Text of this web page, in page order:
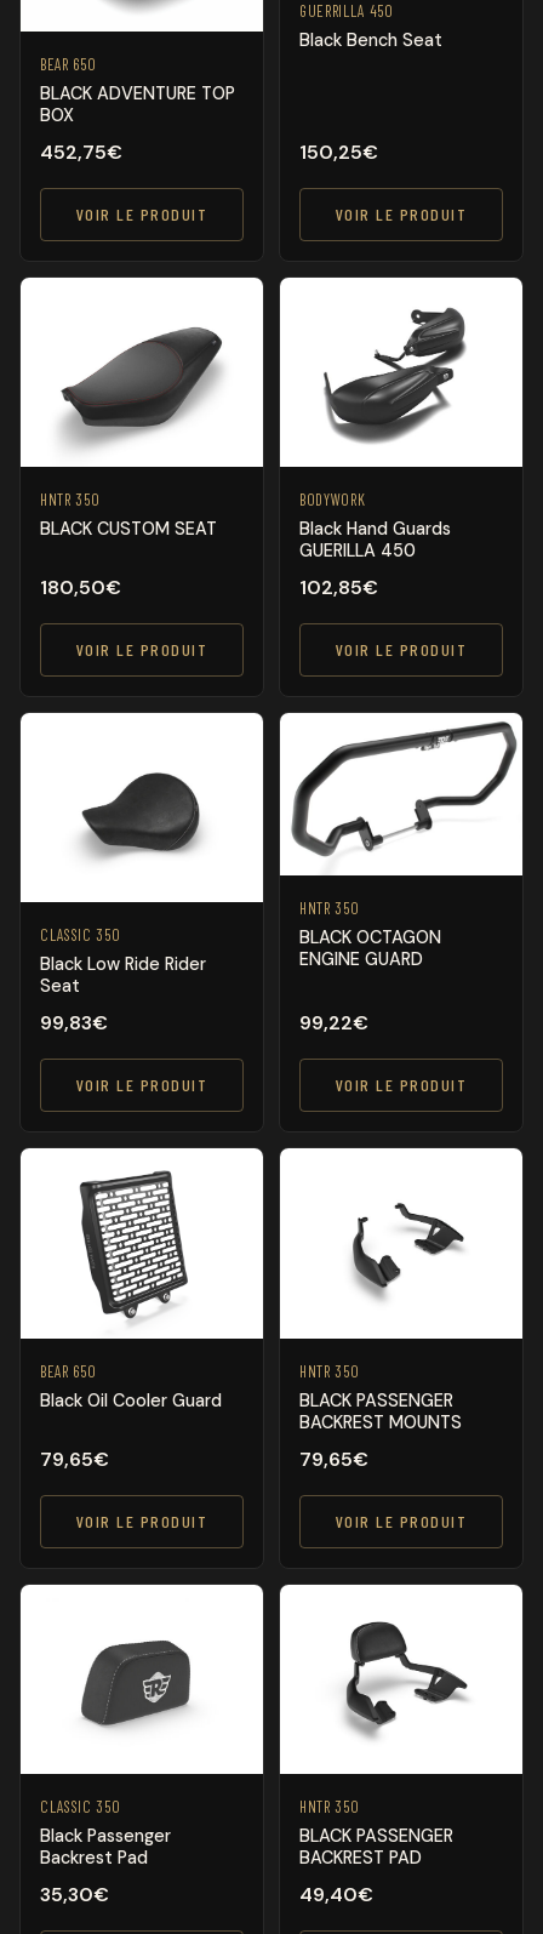
BEAR 650
BLACK ADVENTURE TOP
BOX
452,75€
VOIR LE PRODUIT
GUERRILLA 450
Black Bench Seat
150,25€
VOIR LE PRODUIT
HNTR 350
BLACK CUSTOM SEAT
180,50€
VOIR LE PRODUIT
BODYWORK
Black Hand Guards
GUERILLA 450
102,85€
VOIR LE PRODUIT
CLASSIC 350
Black Low Ride Rider
Seat
99,83€
VOIR LE PRODUIT
HNTR 350
BLACK OCTAGON
ENGINE GUARD
99,22€
VOIR LE PRODUIT
BEAR 650
Black Oil Cooler Guard
79,65€
VOIR LE PRODUIT
HNTR 350
BLACK PASSENGER
BACKREST MOUNTS
79,65€
VOIR LE PRODUIT
CLASSIC 350
Black Passenger
Backrest Pad
35,30€
HNTR 350
BLACK PASSENGER
BACKREST PAD
49,40€